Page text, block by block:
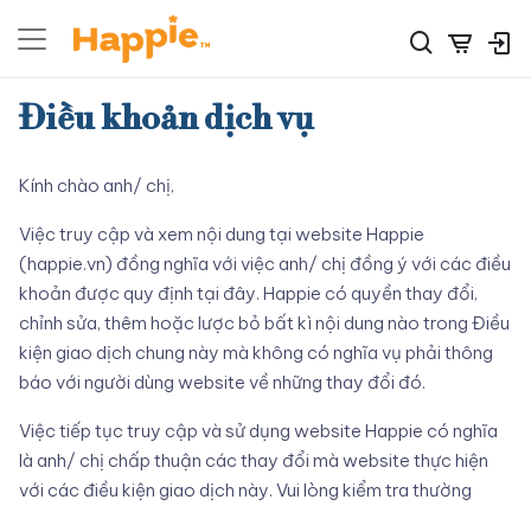
Điều khoản dịch vụ
Kính chào anh/ chị,
Việc truy cập và xem nội dung tại website Happie
(happie.vn) đồng nghĩa với việc anh/ chị đồng ý với các điều
khoản được quy định tại đây. Happie có quyền thay đổi,
chỉnh sửa, thêm hoặc lược bỏ bất kì nội dung nào trong Điều
kiện giao dịch chung này mà không có nghĩa vụ phải thông
báo với người dùng website về những thay đổi đó.
Việc tiếp tục truy cập và sử dụng website Happie có nghĩa
là anh/ chị chấp thuận các thay đổi mà website thực hiện
với các điều kiện giao dịch này. Vui lòng kiểm tra thường